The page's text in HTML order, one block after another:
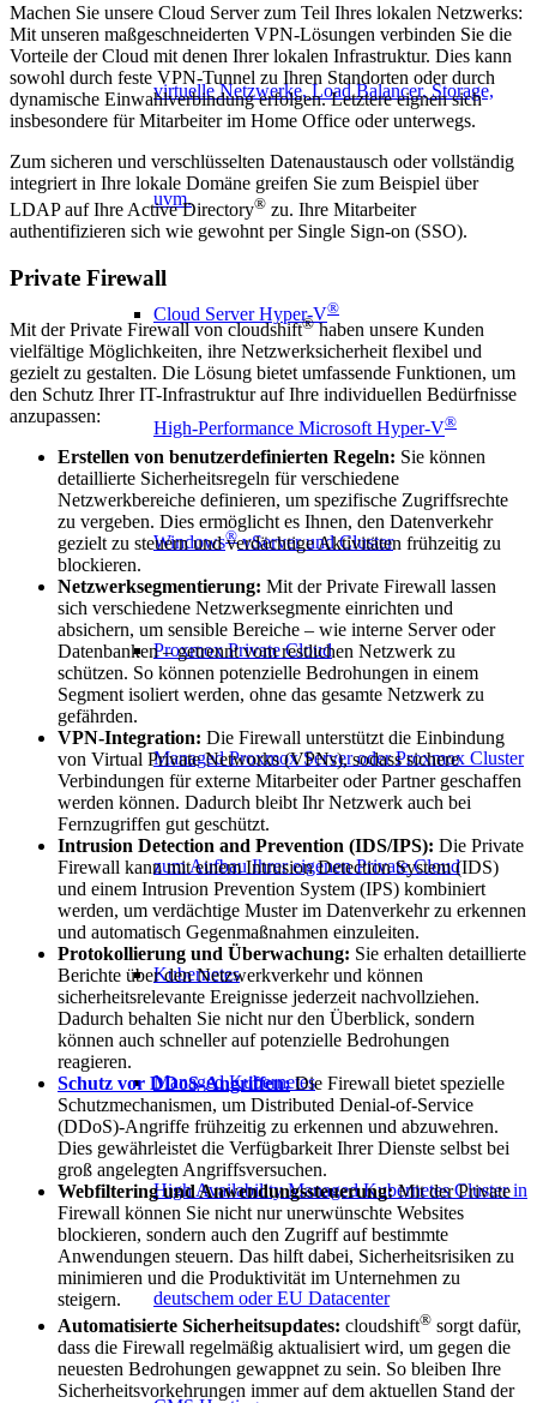
virtuelle Netzwerke, Load Balancer, Storage,
uvm.
Cloud Server Hyper-V®
High-Performance Microsoft Hyper-V®
Windows®vServer und Cluster
Proxmox Private Cloud
Managed Proxmox Server oder Proxmox Cluster
zum Aufbau Ihrer eigenen Private Cloud
Kubernetes
Managed Kubernetes
High Availability Managed Kubernetes Cluster in
deutschem oder EU Datacenter
Machen Sie unsere Cloud Server zum Teil Ihres lokalen Netzwerks:
Mit unseren maßgeschneiderten VPN-Lösungen verbinden Sie die
Vorteile der Cloud mit denen Ihrer lokalen Infrastruktur. Dies kann
sowohl durch feste VPN-Tunnel zu Ihren Standorten oder durch
dynamische Einwahlverbindung erfolgen. Letztere eignen sich
insbesondere für Mitarbeiter im Home Office oder unterwegs.
Zum sicheren und verschlüsselten Datenaustausch oder vollständig
integriert in Ihre lokale Domäne greifen Sie zum Beispiel über
LDAP auf Ihre Active Directory® zu. Ihre Mitarbeiter
authentifizieren sich wie gewohnt per Single Sign-on (SSO).
Private Firewall
Mit der Private Firewall von cloudshift®haben unsere Kunden
vielfältige Möglichkeiten, ihre Netzwerksicherheit flexibel und
gezielt zu gestalten. Die Lösung bietet umfassende Funktionen, um
den Schutz Ihrer IT-Infrastruktur auf Ihre individuellen Bedürfnisse
anzupassen:
Erstellen von benutzerdefinierten Regeln: Sie können
detaillierte Sicherheitsregeln für verschiedene
Netzwerkbereiche definieren, um spezifische Zugriffsrechte
zu vergeben. Dies ermöglicht es Ihnen, den Datenverkehr
gezielt zu steuern und verdächtige Aktivitäten frühzeitig zu
blockieren.
Netzwerksegmentierung: Mit der Private Firewall lassen
sich verschiedene Netzwerksegmente einrichten und
absichern, um sensible Bereiche – wie interne Server oder
Datenbanken – getrennt vom restlichen Netzwerk zu
schützen. So können potenzielle Bedrohungen in einem
Segment isoliert werden, ohne das gesamte Netzwerk zu
gefährden.
VPN-Integration: Die Firewall unterstützt die Einbindung
von Virtual Private Networks (VPNs), sodass sichere
Verbindungen für externe Mitarbeiter oder Partner geschaffen
werden können. Dadurch bleibt Ihr Netzwerk auch bei
Fernzugriffen gut geschützt.
Intrusion Detection and Prevention (IDS/IPS): Die Private
Firewall kann mit einem Intrusion Detection System (IDS)
und einem Intrusion Prevention System (IPS) kombiniert
werden, um verdächtige Muster im Datenverkehr zu erkennen
und automatisch Gegenmaßnahmen einzuleiten.
Protokollierung und Überwachung: Sie erhalten detaillierte
Berichte über den Netzwerkverkehr und können
sicherheitsrelevante Ereignisse jederzeit nachvollziehen.
Dadurch behalten Sie nicht nur den Überblick, sondern
können auch schneller auf potenzielle Bedrohungen
reagieren.
Schutz vor DDoS-Angriffen:Die Firewall bietet spezielle
Schutzmechanismen, um Distributed Denial-of-Service
(DDoS)-Angriffe frühzeitig zu erkennen und abzuwehren.
Dies gewährleistet die Verfügbarkeit Ihrer Dienste selbst bei
groß angelegten Angriffsversuchen.
Webfiltering und Anwendungssteuerung:Mit der Private
Firewall können Sie nicht nur unerwünschte Websites
blockieren, sondern auch den Zugriff auf bestimmte
Anwendungen steuern. Das hilft dabei, Sicherheitsrisiken zu
minimieren und die Produktivität im Unternehmen zu
steigern.
Automatisierte Sicherheitsupdates: cloudshift® sorgt dafür,
dass die Firewall regelmäßig aktualisiert wird, um gegen die
neuesten Bedrohungen gewappnet zu sein. So bleiben Ihre
Sicherheitsvorkehrungen immer auf dem aktuellen Stand der